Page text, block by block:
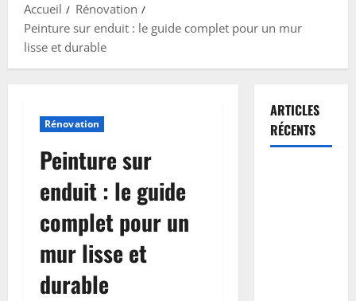
Accueil
Rénovation
Peinture sur enduit : le guide complet pour un mur
lisse et durable
Rénovation
Peinture sur
enduit : le guide
complet pour un
mur lisse et
durable
ARTICLES
RÉCENTS